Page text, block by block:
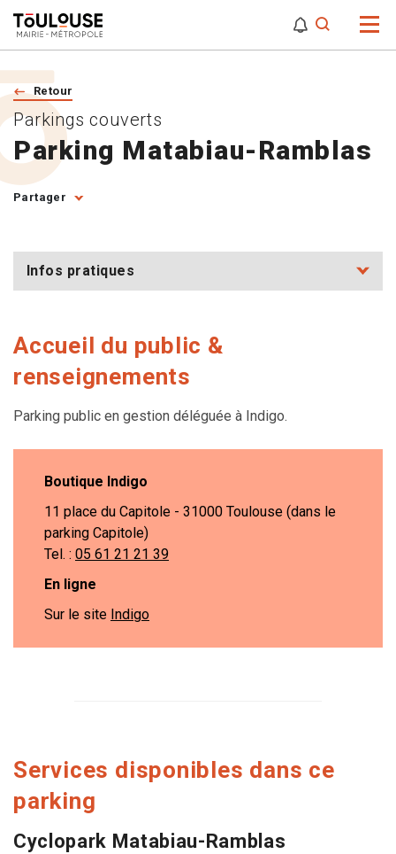
Retour
Parking Matabiau-Ramblas
Parkings couverts
Partager
Infos pratiques
Accueil du public &
renseignements
Parking public en gestion déléguée à Indigo.
Boutique Indigo
11 place du Capitole - 31000 Toulouse (dans le
parking Capitole)
Tel. : 05 61 21 21 39
En ligne
Sur le site Indigo
Services disponibles dans ce
parking
Cyclopark Matabiau-Ramblas